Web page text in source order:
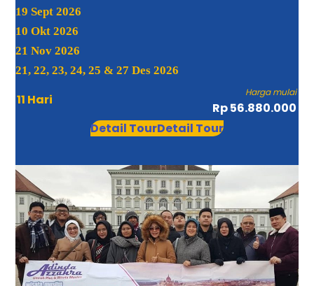
19 Sept 2026
10 Okt 2026
21 Nov 2026
21, 22, 23, 24, 25 & 27 Des 2026
11 Hari Harga mulai
Rp 56.880.000
Detail TourDetail Tour